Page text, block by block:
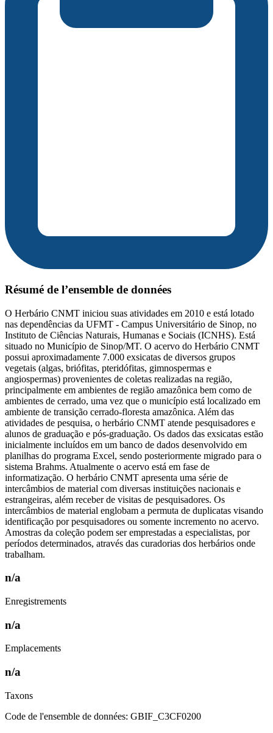
Résumé de l’ensemble de données
O Herbário CNMT iniciou suas atividades em 2010 e está lotado
nas dependências da UFMT - Campus Universitário de Sinop, no
Instituto de Ciências Naturais, Humanas e Sociais (ICNHS). Está
situado no Município de Sinop/MT. O acervo do Herbário CNMT
possui aproximadamente 7.000 exsicatas de diversos grupos
vegetais (algas, briófitas, pteridófitas, gimnospermas e
angiospermas) provenientes de coletas realizadas na região,
principalmente em ambientes de região amazônica bem como de
ambientes de cerrado, uma vez que o município está localizado em
ambiente de transição cerrado-floresta amazônica. Além das
atividades de pesquisa, o herbário CNMT atende pesquisadores e
alunos de graduação e pós-graduação. Os dados das exsicatas estão
inicialmente incluídos em um banco de dados desenvolvido em
planilhas do programa Excel, sendo posteriormente migrado para o
sistema Brahms. Atualmente o acervo está em fase de
informatização. O herbário CNMT apresenta uma série de
intercâmbios de material com diversas instituições nacionais e
estrangeiras, além receber de visitas de pesquisadores. Os
intercâmbios de material englobam a permuta de duplicatas visando
identificação por pesquisadores ou somente incremento no acervo.
Amostras da coleção podem ser emprestadas a especialistas, por
períodos determinados, através das curadorias dos herbários onde
trabalham.
n/a
Enregistrements
n/a
Emplacements
n/a
Taxons
Code de l'ensemble de données: GBIF_C3CF0200